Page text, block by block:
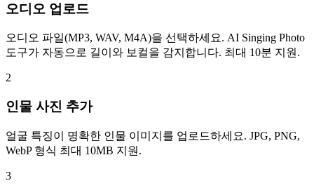
오디오 업로드
오디오 파일(MP3, WAV, M4A)을 선택하세요. AI Singing Photo
도구가 자동으로 길이와 보컬을 감지합니다. 최대 10분 지원.
2
인물 사진 추가
얼굴 특징이 명확한 인물 이미지를 업로드하세요. JPG, PNG,
WebP 형식 최대 10MB 지원.
3